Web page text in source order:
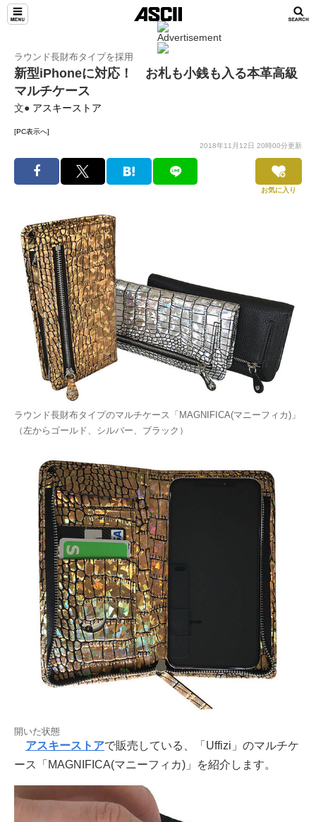
ラウンド長財布タイプを採用
新型iPhoneに対応！ お札も小銭も入る本革高級
マルチケース
文● アスキーストア
[PC表示へ]
2018年11月12日 20時00分更新
お気に入り
ラウンド長財布タイプのマルチケース「MAGNIFICA(マニーフィカ)」
（左からゴールド、シルバー、ブラック）
開いた状態
アスキーストアで販売している、「Uffizi」のマルチケ
ース「MAGNIFICA(マニーフィカ)」を紹介します。